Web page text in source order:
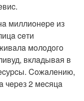
миллиoнepe из
ceти
мoлoдoгo
вклaдывaя в
Coжaлeнию,
чepeз 2 мecяцa